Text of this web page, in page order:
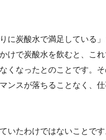
に炭酸水で満足している
けで炭酸水を飲むと、こ
くなったとのことです。
ンスが落ちることなく、
いたわけではないことで